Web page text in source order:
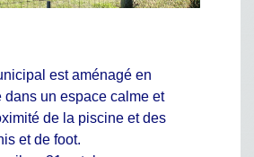
est aménagé en
dans un espace calme et
de la piscine et des
et de foot.